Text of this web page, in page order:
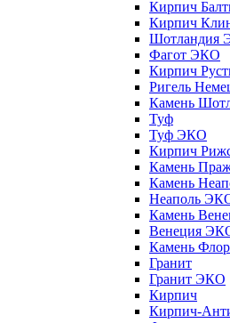
Кирпич
Кирпич
Шотландия
Фагот ЭКО
Кирпич
Ригель
Камень
Туф
Туф ЭКО
Кирпич
Камень
Камень
Неаполь
Камень
Венеция
Камень
Гранит
Гранит ЭКО
Кирпич
Кирпич-